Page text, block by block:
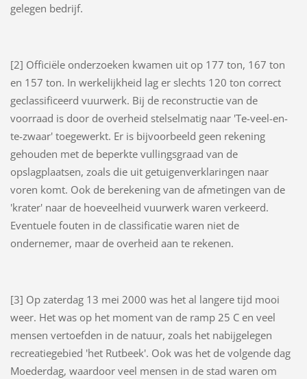
gelegen bedrijf.
[2] Officiële onderzoeken kwamen uit op 177 ton, 167 ton
en 157 ton. In werkelijkheid lag er slechts 120 ton correct
geclassificeerd vuurwerk. Bij de reconstructie van de
voorraad is door de overheid stelselmatig naar 'Te-veel-en-
te-zwaar' toegewerkt. Er is bijvoorbeeld geen rekening
gehouden met de beperkte vullingsgraad van de
opslagplaatsen, zoals die uit getuigenverklaringen naar
voren komt. Ook de berekening van de afmetingen van de
'krater' naar de hoeveelheid vuurwerk waren verkeerd.
Eventuele fouten in de classificatie waren niet de
ondernemer, maar de overheid aan te rekenen.
[3] Op zaterdag 13 mei 2000 was het al langere tijd mooi
weer. Het was op het moment van de ramp 25 C en veel
mensen vertoefden in de natuur, zoals het nabijgelegen
recreatiegebied 'het Rutbeek'. Ook was het de volgende dag
Moederdag, waardoor veel mensen in de stad waren om